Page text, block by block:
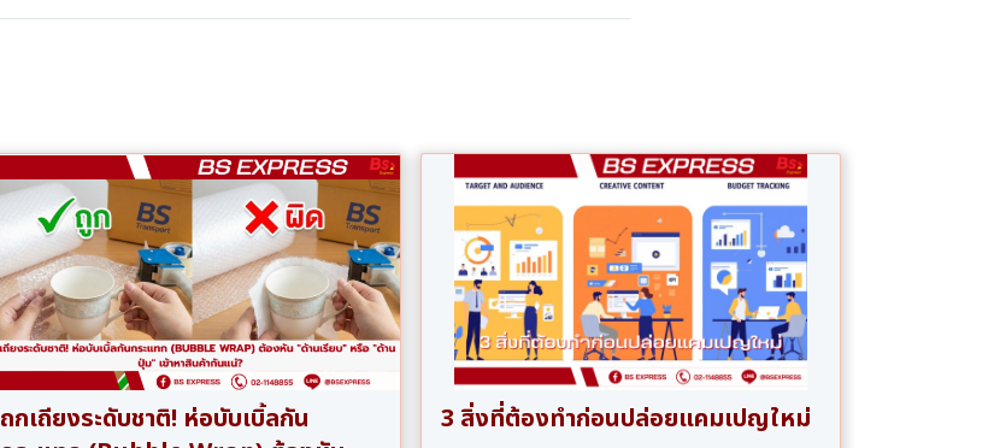
ถกเถียงระดับชาติ! ห่อบับเบิ้ลกัน
3 สิ่งที่ต้องทำก่อนปล่อยแคมเปญใหม่